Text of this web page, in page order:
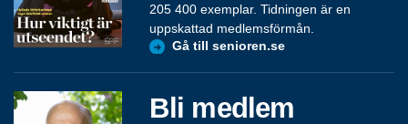
205 400 exemplar. Tidningen är en
uppskattad medlemsförmån.
Gå till senioren.se
Bli medlem